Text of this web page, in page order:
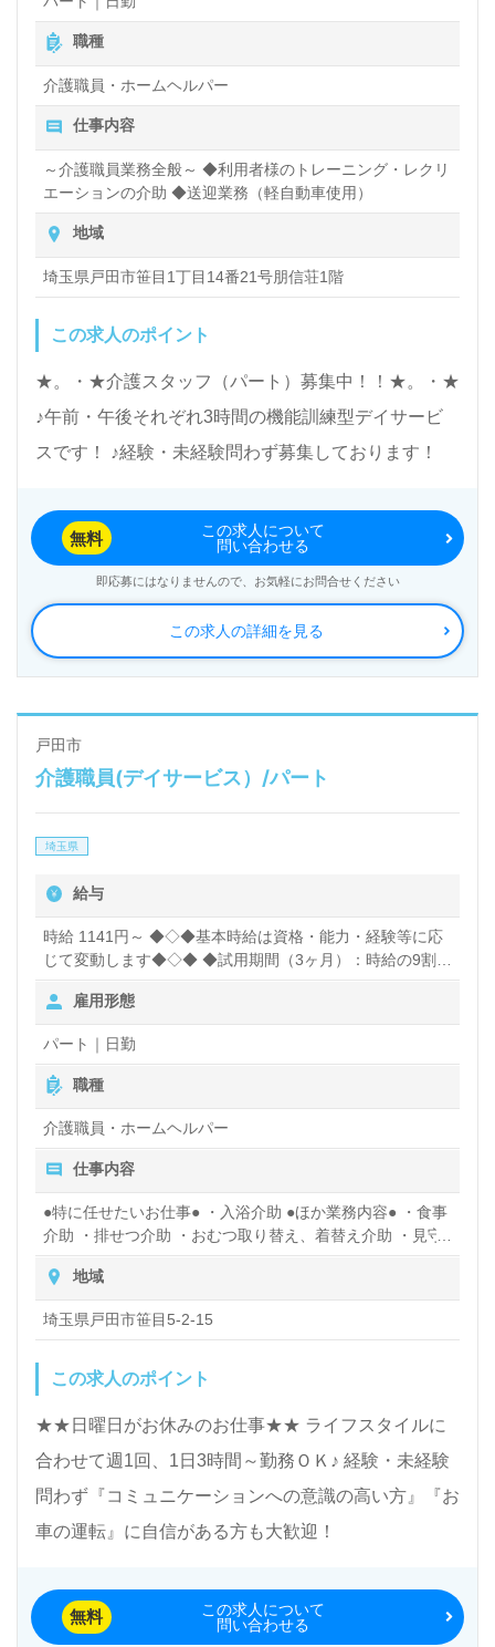
職種
介護職員・ホームヘルパー
仕事内容
～介護職員業務全般～ ◆利用者様のトレーニング・レクリ
エーションの介助 ◆送迎業務（軽自動車使用）
地域
埼玉県戸田市笹目1丁目14番21号朋信荘1階
この求人のポイント
★。・★介護スタッフ（パート）募集中！！★。・★
♪午前・午後それぞれ3時間の機能訓練型デイサービ
スです！ ♪経験・未経験問わず募集しております！
この求人の詳細を見る
無料
この求人について
問い合わせる
即応募にはなりませんので、お気軽にお問合せください
戸田市
介護職員(デイサービス）/パート
埼玉県
給与
時給 1141円～ ◆◇◆基本時給は資格・能力・経験等に応
じて変動します◆◇◆ ◆試用期間（3ヶ月）：時給の9割支
給 ◆各種手当一例◆ 介護福祉士：時給100円ＵＰ 土・
日・祝手当：時給100円ＵＰ
雇用形態
パート｜日勤
職種
介護職員・ホームヘルパー
仕事内容
●特に任せたいお仕事● ・入浴介助 ●ほか業務内容● ・食事
介助 ・排せつ介助 ・おむつ取り替え、着替え介助 ・見守
り、会話 ・レクリエーションの運営 ・送迎（普通車・軽
自動車） ※免許をお持ちの方のみ ●送迎範囲● 戸田市・蕨
市・川口市・さいたま市(南区に限る)
地域
埼玉県戸田市笹目5-2-15
この求人のポイント
★★日曜日がお休みのお仕事★★ ライフスタイルに
合わせて週1回、1日3時間～勤務ＯＫ♪ 経験・未経験
問わず『コミュニケーションへの意識の高い方』『お
車の運転』に自信がある方も大歓迎！
無料
この求人について
問い合わせる